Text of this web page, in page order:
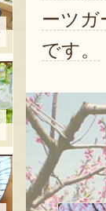
ーツガ
です。